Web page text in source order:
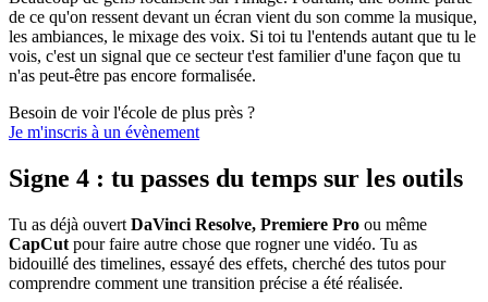
de ce qu'on ressent devant un écran vient du son comme la musique,
les ambiances, le mixage des voix. Si toi tu l'entends autant que tu le
vois, c'est un signal que ce secteur t'est familier d'une façon que tu
n'as peut-être pas encore formalisée.
Besoin de voir l'école de plus près ?
Je m'inscris à un évènement
Signe 4 : tu passes du temps sur les outils
Tu as déjà ouvert DaVinci Resolve, Premiere Pro ou même
CapCut pour faire autre chose que rogner une vidéo. Tu as
bidouillé des timelines, essayé des effets, cherché des tutos pour
comprendre comment une transition précise a été réalisée.